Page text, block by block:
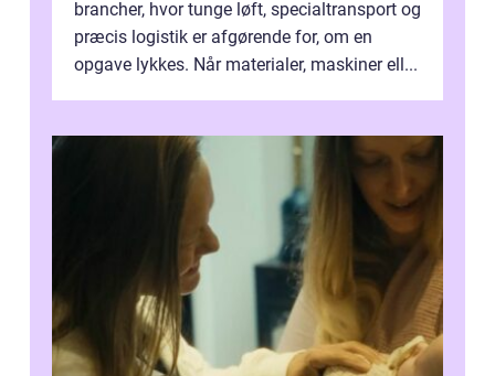
brancher, hvor tunge løft, specialtransport og
præcis logistik er afgørende for, om en
opgave lykkes. Når materialer, maskiner ell...